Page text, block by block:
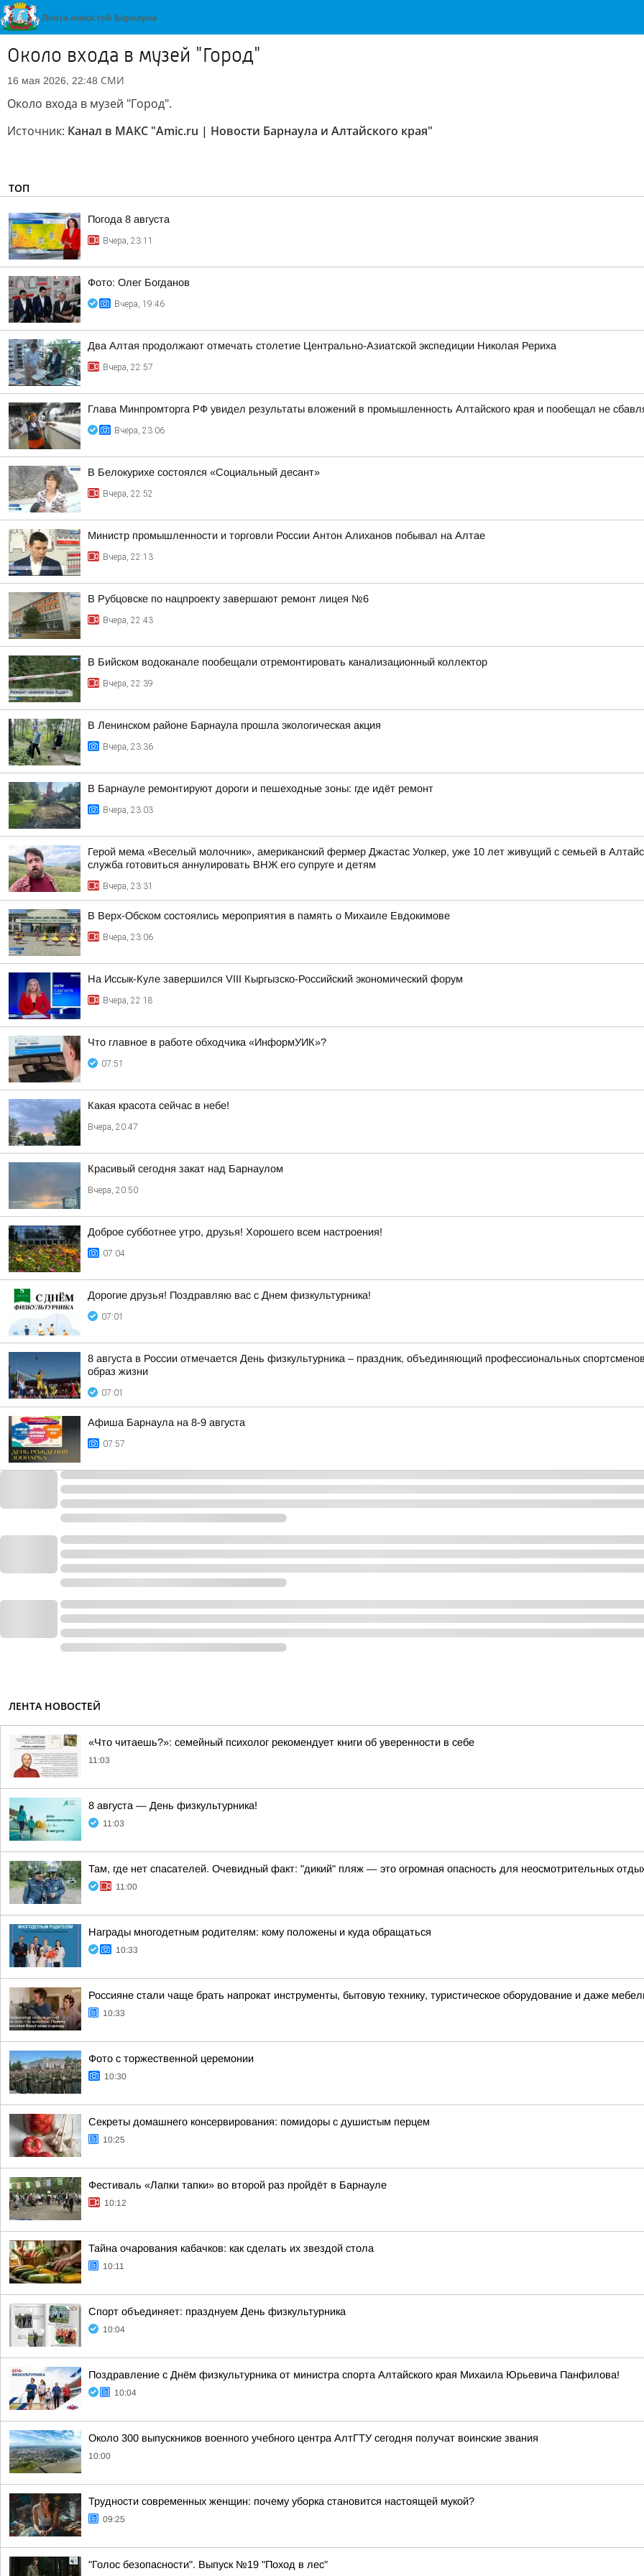
Около входа в музей "Город"
16 мая 2026, 22:48 СМИ
Около входа в музей "Город".
Источник: Канал в МАКС "Amic.ru | Новости Барнаула и Алтайского края"
ТОП
Погода 8 августа
Вчера, 23:11
Фото: Олег Богданов
Вчера, 19:46
Два Алтая продолжают отмечать столетие Центрально-Азиатской экспедиции Николая Рериха
Вчера, 22:57
Глава Минпромторга РФ увидел результаты вложений в промышленность Алтайского края и пообещал не
Вчера, 23:06
В Белокурихе состоялся «Социальный десант»
Вчера, 22:52
Министр промышленности и торговли России Антон Алиханов побывал на Алтае
Вчера, 22:13
В Рубцовске по нацпроекту завершают ремонт лицея №6
Вчера, 22:43
В Бийском водоканале пообещали отремонтировать канализационный коллектор
Вчера, 22:39
В Ленинском районе Барнаула прошла экологическая акция
Вчера, 23:36
В Барнауле ремонтируют дороги и пешеходные зоны: где идёт ремонт
Вчера, 23:03
Герой мема «Веселый молочник», американский фермер Джастас Уолкер, уже 10 лет живущий с семьей в
служба готовиться аннулировать ВНЖ его супруге и детям
Вчера, 23:31
В Верх-Обском состоялись мероприятия в память о Михаиле Евдокимове
Вчера, 23:06
На Иссык-Куле завершился VIII Кыргызско-Российский экономический форум
Вчера, 22:18
Что главное в работе обходчика «ИнформУИК»?
07:51
Какая красота сейчас в небе!
Вчера, 20:47
Красивый сегодня закат над Барнаулом
Вчера, 20:50
Доброе субботнее утро, друзья! Хорошего всем настроения!
07:04
Дорогие друзья! Поздравляю вас с Днем физкультурника!
07:01
8 августа в России отмечается День физкультурника – праздник, объединяющий профессиональных
образ жизни
07:01
Афиша Барнаула на 8-9 августа
07:57
ЛЕНТА НОВОСТЕЙ
«Что читаешь?»: семейный психолог рекомендует книги об уверенности в себе
11:03
8 августа — День физкультурника!
11:03
Там, где нет спасателей. Очевидный факт: "дикий" пляж — это огромная опасность для неосмотрительных
11:00
Награды многодетным родителям: кому положены и куда обращаться
10:33
Россияне стали чаще брать напрокат инструменты, бытовую технику, туристическое оборудование и даже
10:33
Фото с торжественной церемонии
10:30
Секреты домашнего консервирования: помидоры с душистым перцем
10:25
Фестиваль «Лапки тапки» во второй раз пройдёт в Барнауле
10:12
Тайна очарования кабачков: как сделать их звездой стола
10:11
Спорт объединяет: празднуем День физкультурника
10:04
Поздравление с Днём физкультурника от министра спорта Алтайского края Михаила Юрьевича Панфилова!
10:04
Около 300 выпускников военного учебного центра АлтГТУ сегодня получат воинские звания
10:00
Трудности современных женщин: почему уборка становится настоящей мукой?
09:25
"Голос безопасности". Выпуск №19 "Поход в лес"